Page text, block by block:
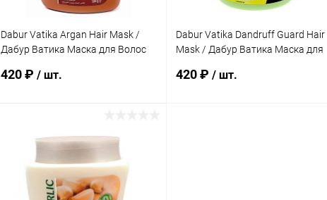
Dabur Vatika Argan Hair Mask /
Дабур Ватика Маска для Волос
Арганы 500 г
420 ₽ / шт.
В корзину
Купить в 1 клик К сравнению
В избранное Под заказ
Dabur Vatika Dandruff Guard Hair
Mask / Дабур Ватика Маска для
420 ₽ / шт.